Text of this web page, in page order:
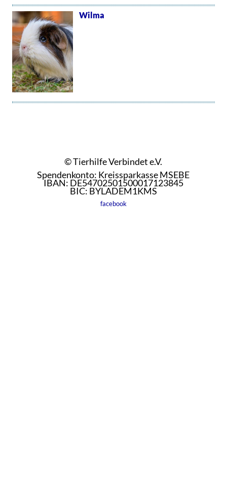
Wilma
© Tierhilfe Verbindet e.V.
Spendenkonto: Kreissparkasse MSEBE
IBAN: DE54702501500017123845
BIC: BYLADEM1KMS
facebook